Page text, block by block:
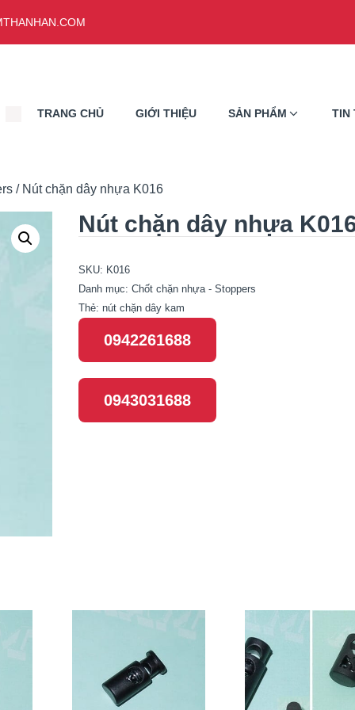
TRANG CHỦ GIỚI THIỆU SẢN PHẨM TIN
/ Nút chặn dây nhựa K016
Nút chặn dây nhựa
SKU: K016
Danh mục: Chốt chặn nhựa - Stoppers
Thẻ: nút chặn dây kam
0942261688
0943031688